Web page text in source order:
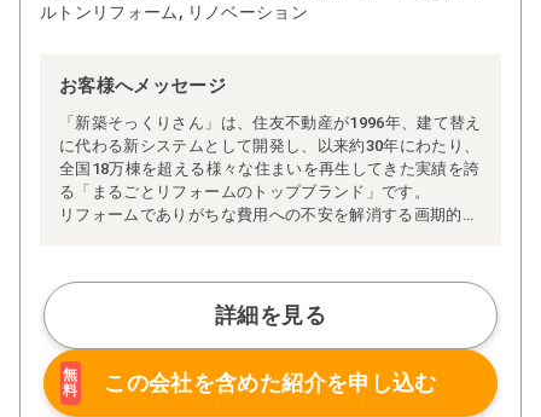
ルトンリフォーム, リノベーション
お客様へメッセージ
「新築そっくりさん」は、住友不動産が1996年、建て替え
に代わる新システムとして開発し、以来約30年にわたり、
全国18万棟を超える様々な住まいを再生してきた実績を誇
る「まるごとリフォームのトップブランド」です。
リフォームでありがちな費用への不安を解消する画期的な
ム」、経験豊かなセールスエンジニアによる「一貫担当
制」などが高い信頼を得ています。
また、大規模リフォームに習熟した施工管理者が現場を統
括する「専属棟梁制」、豊富な実績に裏付けられた充実の
施工マニュアルや検査体制により高い施工品質を実現。
さらに、住友不動産のリフォームならではの充実の保証、
詳細を見る
無
料
この会社を含めた紹介を申し込む